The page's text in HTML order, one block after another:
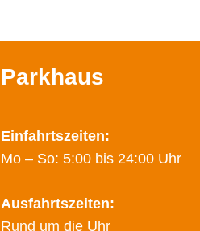
Parkhaus
Einfahrtszeiten:
Mo – So: 5:00 bis 24:00 Uhr
Ausfahrtszeiten:
Rund um die Uhr